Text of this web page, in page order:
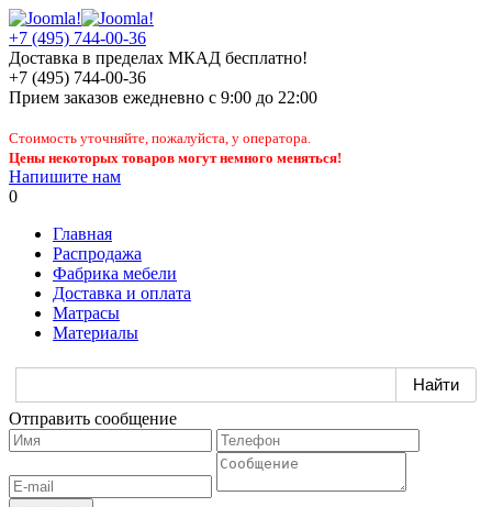
+7 (495) 744-00-36
Доставка в пределах МКАД бесплатно!
+7 (495) 744-00-36
Прием заказов ежедневно с 9:00 до 22:00
Стоимость уточняйте, пожалуйста, у оператора.
Цены некоторых товаров могут немного меняться!
Напишите нам
0
Главная
Распродажа
Фабрика мебели
Доставка и оплата
Матрасы
Материалы
Отправить сообщение